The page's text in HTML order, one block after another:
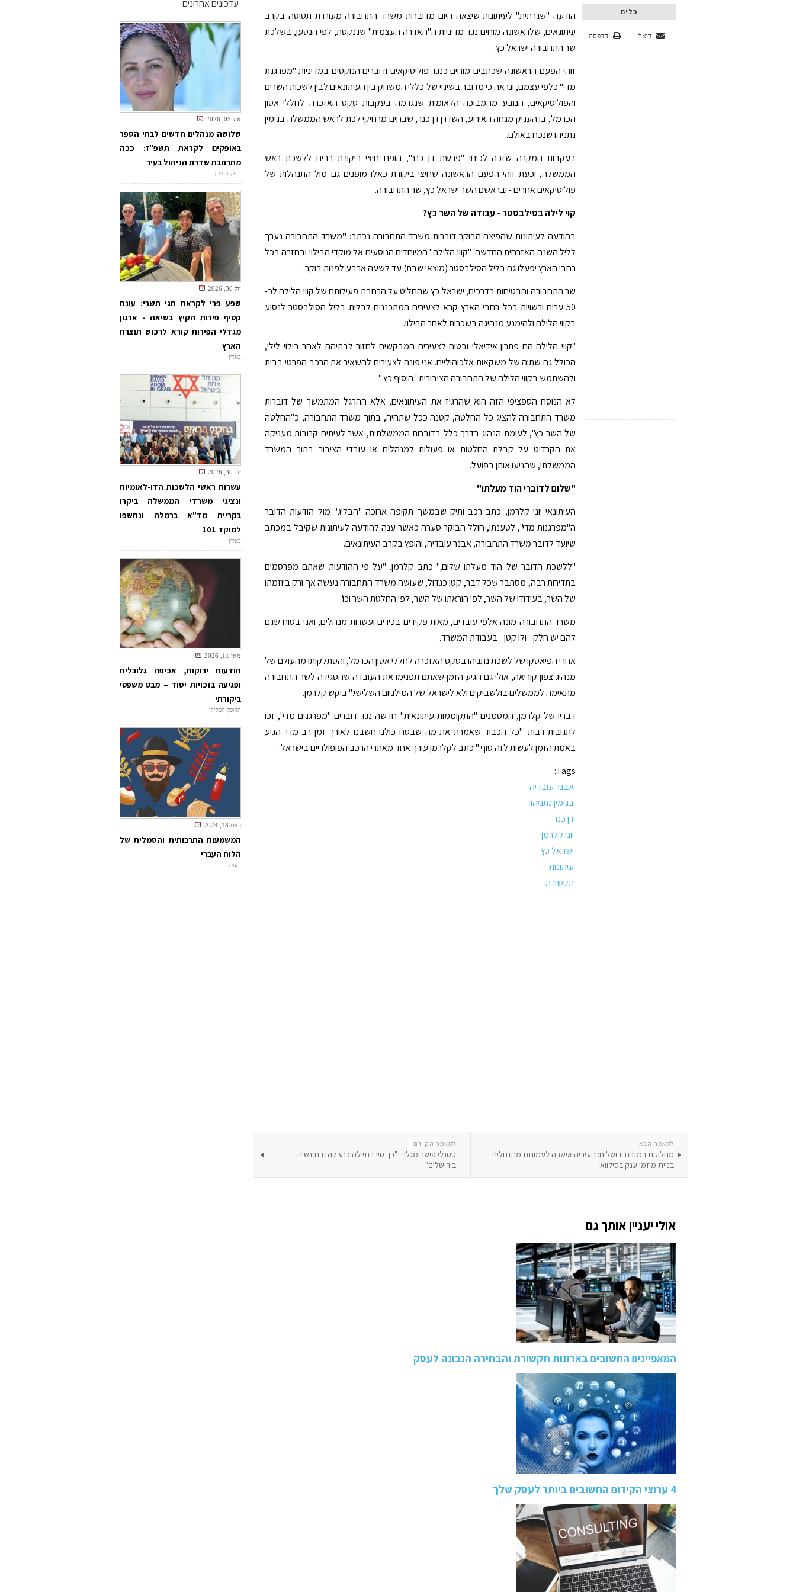
כלים
הדפסה דואל
הודעה "שגרתית" לעיתונות שיצאה היום מדוברות משרד התחבורה מעוררת תסיסה בקרב
עיתונאים, שלראשונה מוחים נגד מדיניות ה"האדרה העצמית" שננקטת, לפי הנטען, בשלכת
שר התחבורה ישראל כץ.
זוהי הפעם הראשונה שכתבים מוחים כנגד פוליטיקאים ודוברים הנוקטים במדיניות "מפרגנת
מדי" כלפי עצמם, ונראה כי מדובר בשינוי של כללי המשחק בין העיתונאים לבין לשכות השרים
והפוליטיקאים, הנובע מהמבוכה הלאומית שנגרמה בעקבות טקס האזכרה לחללי אסון
הכרמל, בו העניק מנחה האירוע, השדרן דן כנר, שבחים מרחיקי לכת לראש הממשלה בנימין
נתניהו שנכח באולם.
בעקבות המקרה שזכה לכינוי "פרשת דן כנר", הופנו חיצי ביקורת רבים ללשכת ראש
הממשלה, וכעת זוהי הפעם הראשונה שחיצי ביקורת כאלו מופנים גם מול התנהלות של
פוליטיקאים אחרים - ובראשם השר ישראל כץ, שר התחבורה.
קוי לילה בסילבסטר - עבודה של השר כץ?
בהודעה לעיתונות שהפיצה הבוקר דוברות משרד התחבורה נכתב: "משרד התחבורה נערך
לליל השנה האזרחית החדשה. "קווי הלילה" המיוחדים הנוסעים אל מוקדי הבילוי ובחזרה בכל
רחבי הארץ יפעלו גם בליל הסילבסטר (מוצאי שבת) עד לשעה ארבע לפנות בוקר.
שר התחבורה והבטיחות בדרכים, ישראל כץ שהחליט על הרחבת פעילותם של קווי הלילה לכ-
50 ערים ורשויות בכל רחבי הארץ קרא לצעירים המתכננים לבלות בליל הסילבסטר לנסוע
בקווי הלילה ולהימנע מנהיגה בשכרות לאחר הבילוי.
"קווי הלילה הם פתרון אידיאלי ובטוח לצעירים המבקשים לחזור לבתיהם לאחר בילוי לילי,
הכולל גם שתיה של משקאות אלכוהוליים. אני פונה לצעירים להשאיר את הרכב הפרטי בבית
ולהשתמש בקווי הלילה של התחבורה הציבורית" הוסיף כץ."
לא הנוסח הספציפי הזה הוא שהרגיז את העיתונאים, אלא ההרגל המתמשך של דוברות
משרד התחבורה להציג כל החלטה, קטנה ככל שתהיה, בתוך משרד התחבורה, כ"החלטה
של השר כץ", לעומת הנהוג בדרך כלל בדוברות הממשלתית, אשר לעיתים קרובות מעניקה
את הקרדיט על קבלת החלטות או פעולות למנהלים או עובדי הציבור בתוך המשרד
הממשלתי, שהניעו אותן בפועל.
"שלום לדוברי הוד מעלתו"
העיתונאי יוני קלרמן, כתב רכב ותיק שבמשך תקופה ארוכה "הבליג" מול הודעות הדובר
ה"מפרגנות מדי", לטענתו, חולל הבוקר סערה כאשר ענה להודעה לעיתונות שקיבל במכתב
שיועד לדובר משרד התחבורה, אבנר עובדיה, והופץ בקרב העיתונאים.
"ללשכת הדובר של הוד מעלתו שלום," כתב קלרמן. "על פי ההודעות שאתם מפרסמים
בתדירות רבה, מסתבר שכל דבר, קטן כגדול, שעושה משרד התחבורה נעשה אך ורק ביוזמתו
של השר, בעידודו של השר, לפי הוראתו של השר, לפי החלטת השר וכו'.
משרד התחבורה מונה אלפי עובדים, מאות פקידים בכירים ועשרות מנהלים, ואני בטוח שגם
להם יש חלק - ולו קטן - בעבודת המשרד.
אחרי הפיאסקו של לשכת נתניהו בטקס האזכרה לחללי אסון הכרמל, והסתלקותו מהעולם של
מנהיג צפון קוריאה, אולי גם הגיע הזמן שאתם תפנימו את העובדה שהסגידה לשר התחבורה
מתאימה לממשלים בולשביקים ולא לישראל של המילניום השלישי." ביקש קלרמן.
דבריו של קלרמן, המסמנים "התקוממות עיתונאית" חדשה נגד דוברים "מפרגנים מדי", זכו
לתגובות רבות. "כל הכבוד שאמרת את מה שבטח כולנו חשבנו לאורך זמן רב מדי. הגיע
באמת הזמן לעשות לזה סוף." כתב לקלרמן עורך אחד מאתרי הרכב הפופולריים בישראל.
Tags:
אבנר עובדיה
בנימין נתניהו
דן כנר
יוני קלרמן
ישראל כץ
עיתונות
תקשורת
למאמר הקודם
סטנלי פישר מגלה: "כך סירבתי להיכנע להדרת נשים
בירושלים"
למאמר הבא
מחלוקת במזרח ירושלים: העיריה אישרה לעמותת מתנחלים
בניית מיזמי ענק בסילוואן
אולי יעניין אותך גם
המאפיינים החשובים בארונות תקשורת והבחירה הנכונה לעסק
4 ערוצי הקידום החשובים ביותר לעסק שלך
עדכונים אחרונים
אוג 05, 2026
שלושה מנהלים חדשים לבתי הספר
באופקים לקראת תשפ"ז: ככה
מתרחבת שדרת הניהול בעיר
דופק החינוך
יול 30, 2026
שפע פרי לקראת חגי תשרי: עונת
קטיף פירות הקיץ בשיאה - ארגון
מגדלי הפירות קורא לרכוש תוצרת
הארץ
בארץ
יול 30, 2026
עשרות ראשי הלשכות הדו-לאומיות
ונציגי משרדי הממשלה ביקרו
בקריית מד"א ברמלה ונחשפו
למוקד 101
בארץ
מאי 11, 2026
הודעות ירוקות, אכיפה גלובלית
ופגיעה בזכויות יסוד – מבט משפטי
ביקורתי
הדופק הפלילי
דצמ 18, 2024
המשמעות התרבותית והסמלית של
הלוח העברי
דעות